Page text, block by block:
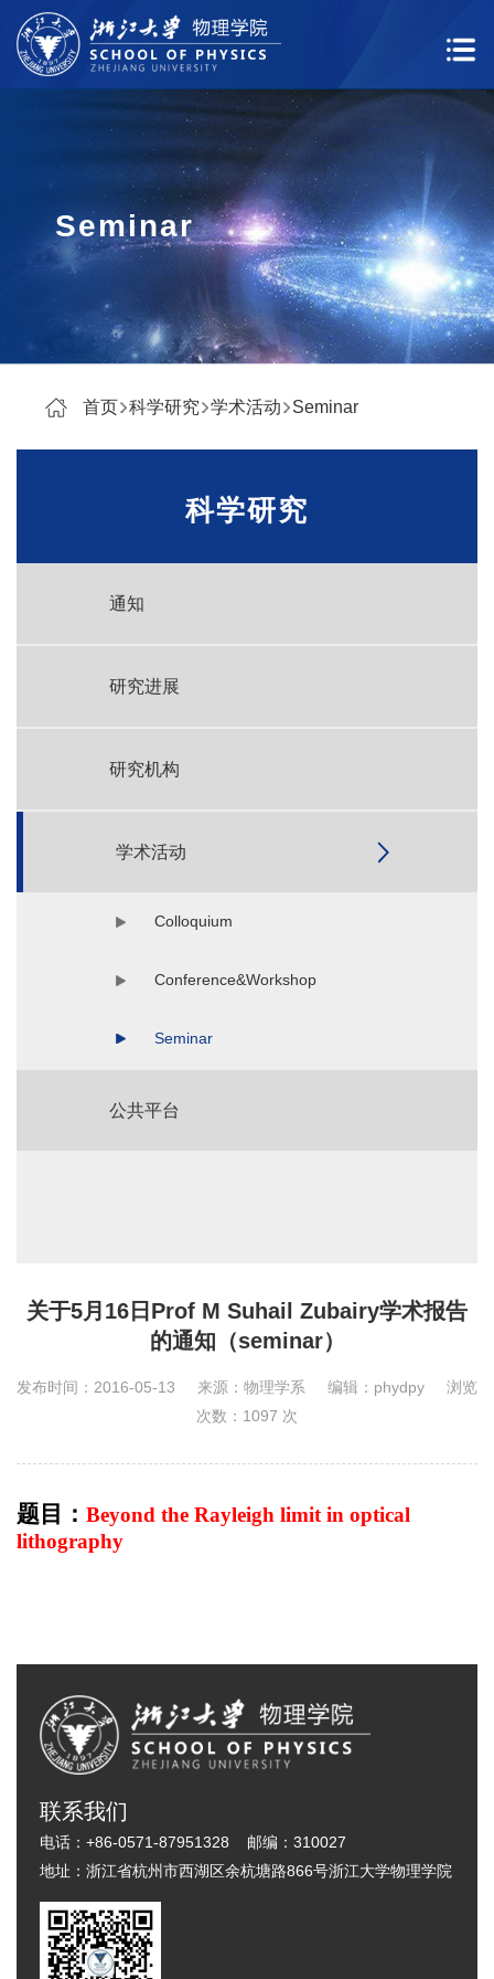
Seminar
首页 科学研究 学术活动 Seminar
科学研究
通知
研究进展
研究机构
学术活动
Colloquium
Conference&Workshop
Seminar
公共平台
关于5月16日Prof M Suhail Zubairy学术报告
的通知（seminar）
发布时间：2016-05-13 来源：物理学系 编辑：phydpy
浏览
次数： 1097 次
题目： Beyond the Rayleigh limit in optical
lithography
联系我们
电话： +86-0571-87951328 邮编： 310027
地址： 浙江省杭州市西湖区余杭塘路866号浙江大学物理学院